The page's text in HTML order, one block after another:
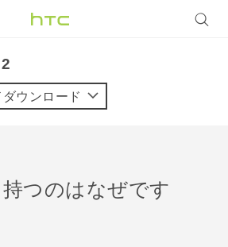
ウンロード
つのはなぜです